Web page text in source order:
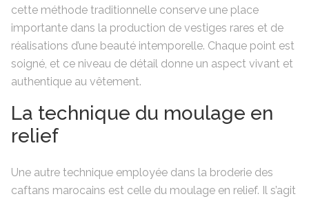
cette méthode traditionnelle conserve une place
importante dans la production de vestiges rares et de
réalisations d’une beauté intemporelle. Chaque point est
soigné, et ce niveau de détail donne un aspect vivant et
authentique au vêtement.
La technique du moulage en
relief
Une autre technique employée dans la broderie des
caftans marocains est celle du moulage en relief. Il s’agit